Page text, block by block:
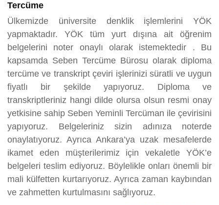
Tercüme
Ülkemizde üniversite denklik işlemlerini YÖK
yapmaktadır. YÖK tüm yurt dışına ait öğrenim
belgelerini noter onaylı olarak istemektedir . Bu
kapsamda Seben Tercüme Bürosu olarak diploma
tercüme ve transkript çeviri işlerinizi süratli ve uygun
fiyatlı bir şekilde yapıyoruz. Diploma ve
transkriptleriniz hangi dilde olursa olsun resmi onay
yetkisine sahip Seben Yeminli Tercüman ile çevirisini
yapıyoruz. Belgeleriniz sizin adınıza noterde
onaylatıyoruz. Ayrıca Ankara’ya uzak mesafelerde
ikamet eden müşterilerimiz için vekaletle YÖK’e
belgeleri teslim ediyoruz. Böylelikle onları önemli bir
mali külfetten kurtarıyoruz. Ayrıca zaman kaybından
ve zahmetten kurtulmasını sağlıyoruz.